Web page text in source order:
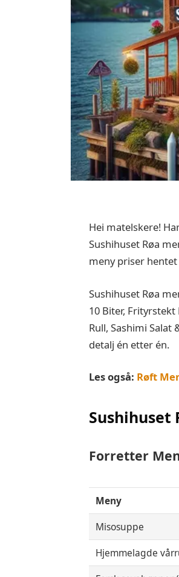
Hei matelskere!
Sushihuset Røa
meny priser
Sushihuset Røa
10 Biter, Frityrstekt
Rull, Sashimi
detalj én etter én.
Les også: Røft
Sushihuset
Forretter
Meny
Misosuppe
Hjemmelagde